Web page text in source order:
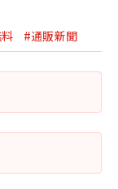
#通販新聞